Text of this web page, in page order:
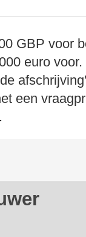
GBP voor
euro
een